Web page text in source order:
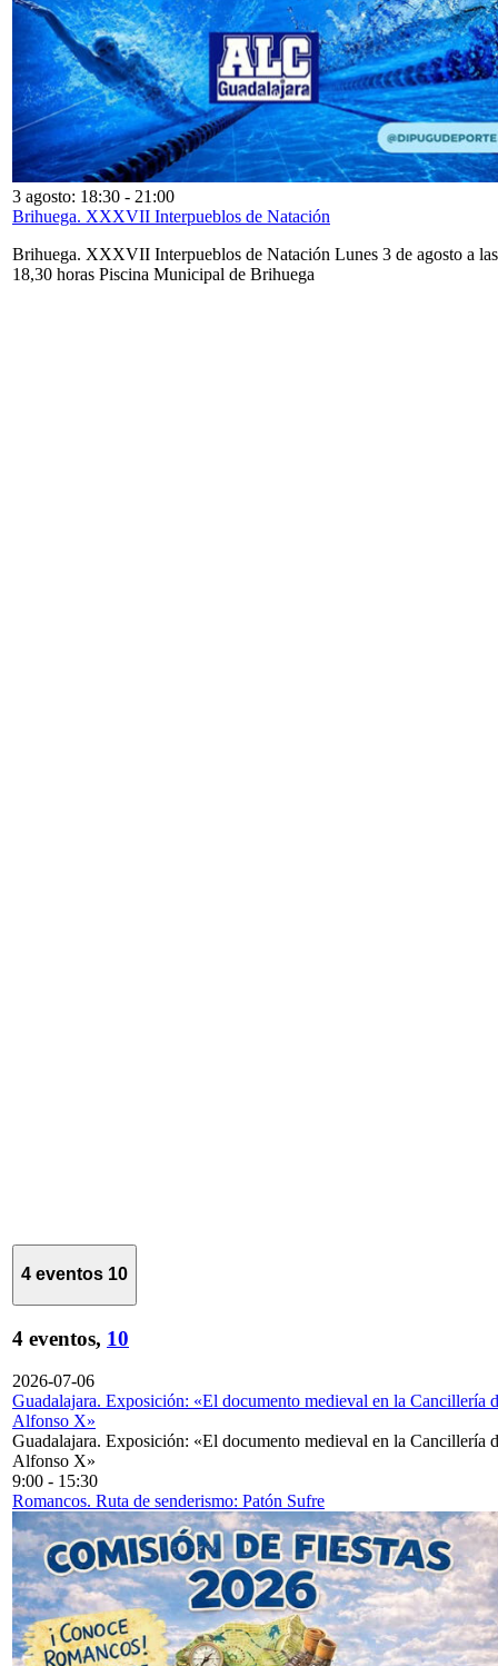
3 agosto: 18:30 - 21:00
Brihuega. XXXVII Interpueblos de Natación
Brihuega. XXXVII Interpueblos de Natación Lunes 3 de agosto a las
18,30 horas Piscina Municipal de Brihuega
4 eventos 10
4 eventos, 10
2026-07-06
Guadalajara. Exposición: «El documento medieval en la Cancillería
Alfonso X»
Guadalajara. Exposición: «El documento medieval en la Cancillería
Alfonso X»
9:00 - 15:30
Romancos. Ruta de senderismo: Patón Sufre